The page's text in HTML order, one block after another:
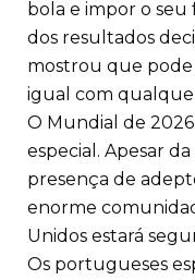
bola e impor o
dos resultados
mostrou que pode
igual com
O Mundial de
especial. Apesar
presença de
enorme
Unidos estará
Os portugueses